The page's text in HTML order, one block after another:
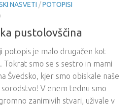
NASVETI /POTOPISI
pustolovščina
potopis je malo drugačen kot
Tokrat smo se s sestro in mami
Švedsko, kjer smo obiskale naše
sorodstvo! V enem tednu smo
zanimivih stvari, uživale v